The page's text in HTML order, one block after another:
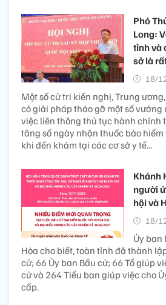
Phó
Long:
tỉnh và
sở là
18/
Một số cử tri kiến nghị, Trung
có giải pháp tháo gỡ một số vướng
việc liên thông thủ tục hành chính
tăng số ngày nhận thuốc bảo
khi đến khám tại các cơ sở y tế...
Khánh
người
hội và
18/
Ủy ban
Hòa cho biết, toàn tỉnh đã thành
cử; 66 Ủy ban Bầu cử; 66 Tổ giúp
cử và 264 Tiểu ban giúp việc cho
cấp.